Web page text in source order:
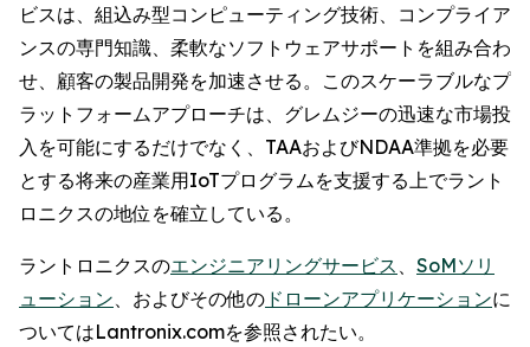
ビスは、組込み型コンピューティング技術、コンプライア
ンスの専門知識、柔軟なソフトウェアサポートを組み合わ
せ、顧客の製品開発を加速させる。このスケーラブルなプ
ラットフォームアプローチは、グレムジーの迅速な市場投
入を可能にするだけでなく、TAAおよびNDAA準拠を必要
とする将来の産業用IoTプログラムを支援する上でラント
ロニクスの地位を確立している。
ラントロニクスのエンジニアリングサービス
SoMソリ
ューション 、およびその他の ドローンアプリケーションに
ついてはLantronix.comを参照されたい。